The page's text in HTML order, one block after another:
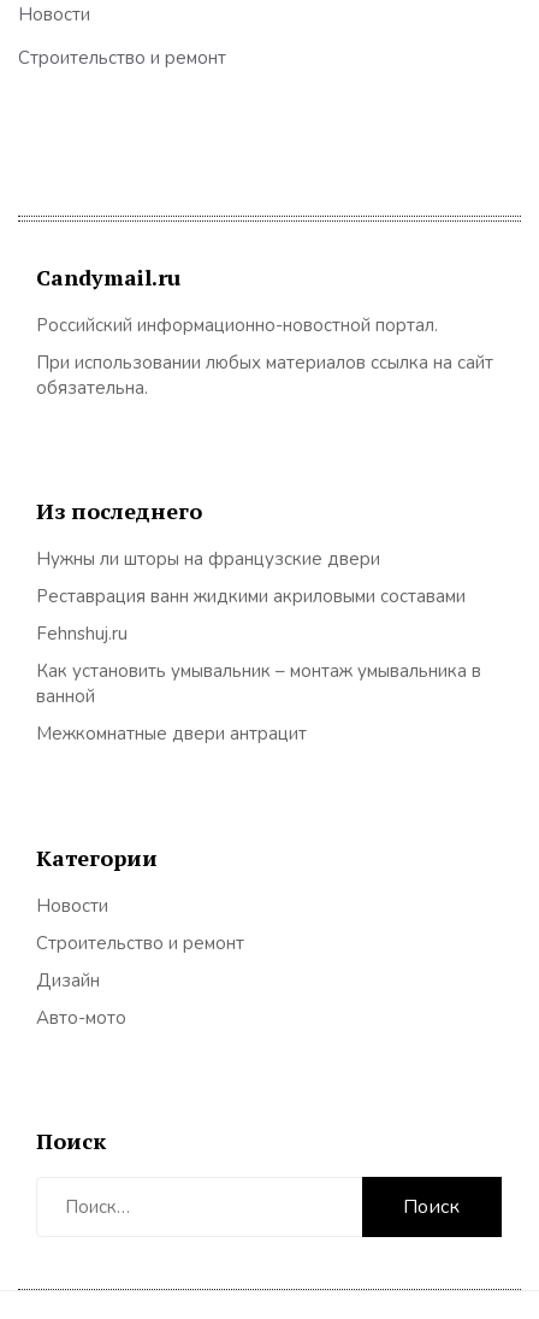
Новости
Строительство и ремонт
Candymail.ru
Российский информационно-новостной портал.
При использовании любых материалов ссылка на сайт
обязательна.
Из последнего
Нужны ли шторы на французские двери
Реставрация ванн жидкими акриловыми составами
Fehnshuj.ru
Как установить умывальник – монтаж умывальника в
ванной
Межкомнатные двери антрацит
Категории
Новости
Строительство и ремонт
Дизайн
Авто-мото
Поиск